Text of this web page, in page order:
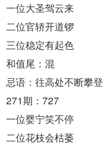
一位大圣驾云来
二位官轿开道锣
三位稳定有起色
和值尾：混
忌语：往高处不断攀登
271期：727
一位婴宁笑不停
二位花枝会枯萎